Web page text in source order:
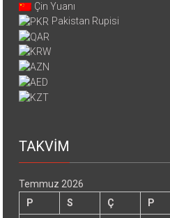
Çin Yuanı
Pakistan Rupisi
TAKVİM
Temmuz 2026
P
S Ç P